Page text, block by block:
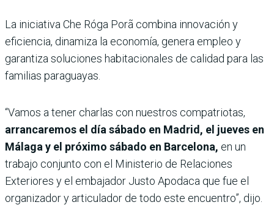
La iniciativa Che Róga Porã combina innovación y
eficiencia, dinamiza la economía, genera empleo y
garantiza soluciones habitacionales de calidad para las
familias paraguayas.
“Vamos a tener charlas con nuestros compatriotas,
arrancaremos el día sábado en Madrid, el jueves en
Málaga y el próximo sábado en Barcelona, en un
trabajo conjunto con el Ministerio de Relaciones
Exteriores y el embajador Justo Apodaca que fue el
organizador y articulador de todo este encuentro”, dijo.